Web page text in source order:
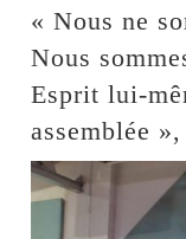
« Nous ne
Nous
Esprit lui-
assemblée